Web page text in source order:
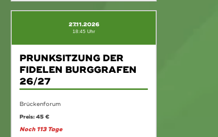
27.11.2026
18:45 Uhr
PRUNKSITZUNG DER
FIDELEN BURGGRAFEN
26/27
Brückenforum
Preis: 45 €
Noch 113 Tage